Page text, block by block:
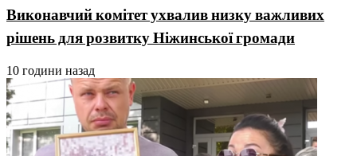
Виконавчий комітет ухвалив низку важливих
рішень для розвитку Ніжинської громади
10 години назад